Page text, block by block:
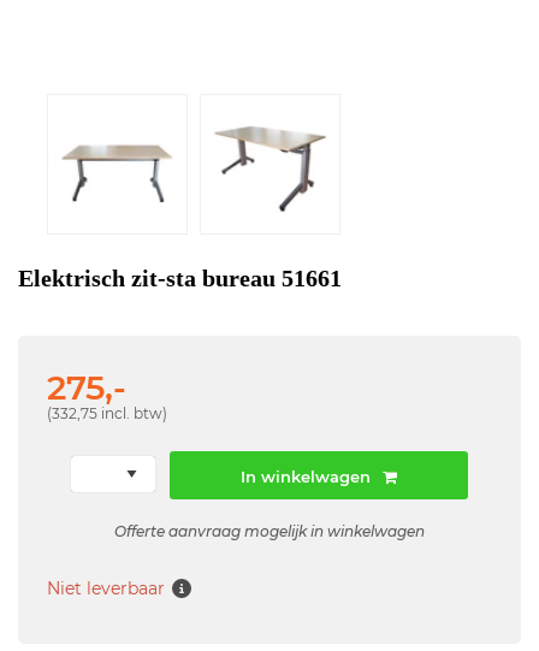
Elektrisch zit-sta bureau 51661
275,-
(332,75 incl. btw)
In winkelwagen
Offerte aanvraag mogelijk in winkelwagen
Niet leverbaar